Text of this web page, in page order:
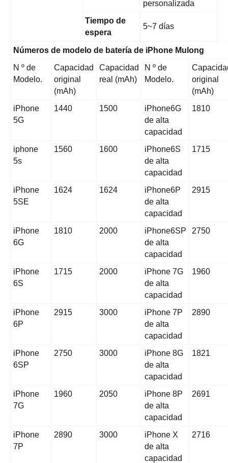
personalizada
Tiempo de
espera
5~7 días
Números de modelo de batería de iPhone Mulong
N º de
Modelo.
Capacidad
original
(mAh)
Capacidad
real (mAh)
N º de
Modelo.
original
(mAh)
iPhone
5G
1440 1500
iPhone6G
de alta
capacidad
1810
iphone
5s
1560 1600
iPhone6S
de alta
capacidad
1715
iPhone
5SE
1624 1624
iPhone6P
de alta
capacidad
2915
iPhone
6G
1810 2000
iPhone6SP
de alta
capacidad
2750
iPhone
6S
1715 2000
iPhone 7G
de alta
capacidad
1960
iPhone
6P
2915 3000
iPhone 7P
de alta
capacidad
2890
iPhone
6SP
2750 3000
iPhone 8G
de alta
capacidad
1821
iPhone
7G
1960 2050
iPhone 8P
de alta
capacidad
2691
iPhone
7P
2890 3000
iPhone X
de alta
capacidad
2716